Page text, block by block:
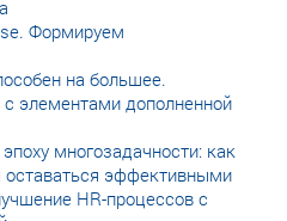
Формируем
на большее.
элементами дополненной
многозадачности: как
оставаться эффективными
HR-процессов с